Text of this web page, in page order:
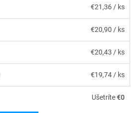
€21,36/ ks
€20,90 / ks
€20,43 / ks
€19,74/ ks
Ušetríte€0